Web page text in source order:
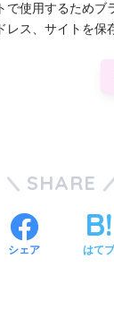
で使用するためブ
レス、サイトを保
SHARE
シェア はて